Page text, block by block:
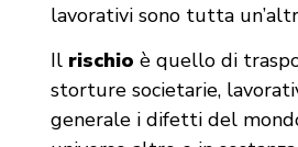
lavorativi sono tutta
Il rischio è quello di
storture societarie,
generale i difetti del